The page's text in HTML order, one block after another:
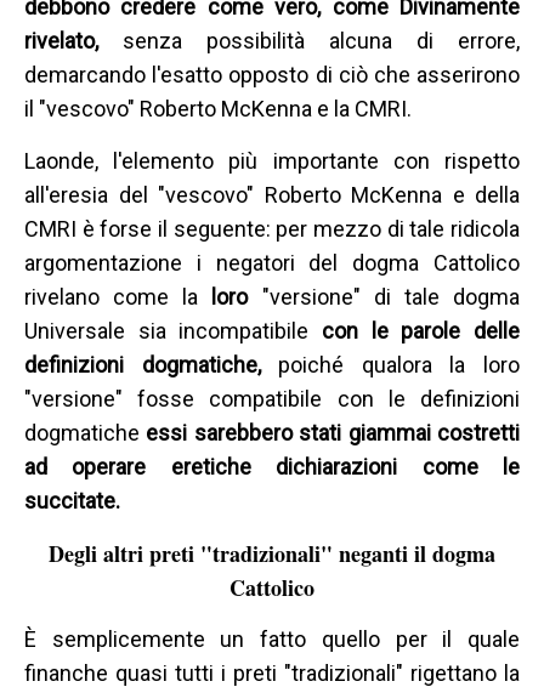
debbono credere come vero, come Divinamente
rivelato, senza possibilità alcuna di errore,
demarcando l'esatto opposto di ciò che asserirono
il "vescovo" Roberto McKenna e la CMRI.
Laonde, l'elemento più importante con rispetto
all'eresia del "vescovo" Roberto McKenna e della
CMRI è forse il seguente: per mezzo di tale ridicola
argomentazione i negatori del dogma Cattolico
rivelano come la loro "versione" di tale dogma
Universale sia incompatibile con le parole delle
definizioni dogmatiche, poiché qualora la loro
"versione" fosse compatibile con le definizioni
dogmatiche essi sarebbero stati giammai costretti
ad operare eretiche dichiarazioni come le
succitate.
Degli altri preti "tradizionali" neganti il dogma
Cattolico
È semplicemente un fatto quello per il quale
finanche quasi tutti i preti "tradizionali" rigettano la